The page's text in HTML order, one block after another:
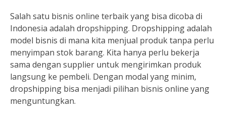
Salah satu bisnis online terbaik yang bisa dicoba di
Indonesia adalah dropshipping. Dropshipping adalah
model bisnis di mana kita menjual produk tanpa perlu
menyimpan stok barang. Kita hanya perlu bekerja
sama dengan supplier untuk mengirimkan produk
langsung ke pembeli. Dengan modal yang minim,
dropshipping bisa menjadi pilihan bisnis online yang
menguntungkan.